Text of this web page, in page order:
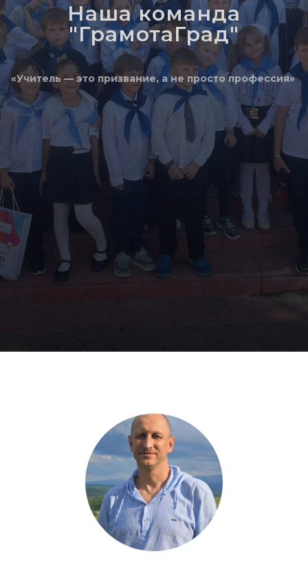
Наша команда
"ГрамотаГрад"
«Учитель — это призвание, а не просто профессия»